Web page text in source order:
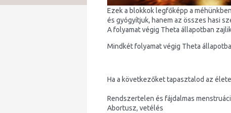
Ezek a blokkok legfőképp a
és gyógyítjuk, hanem az összes hasi
A folyamat végig Theta állapotban
Mindkét folyamat végig Theta
Ha a következőket tapasztalod az
Rendszertelen és fájdalmas
Abortusz, vetélés